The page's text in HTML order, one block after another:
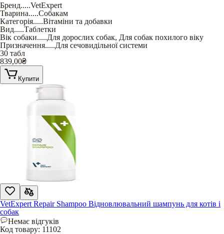
Бренд.....VetExpert
Тварина.....Собакам
Категорія.....Вітаміни та добавки
Вид.....Таблетки
Вік собаки.....Для дорослих собак, Для собак похилого віку
Призначення.....Для сечовидільної системи
30 табл
839,00₴
Купити
VetExpert Repair Shampoo Відновлювальний шампунь для котів і
собак
Немає відгуків
Код товару: 11102